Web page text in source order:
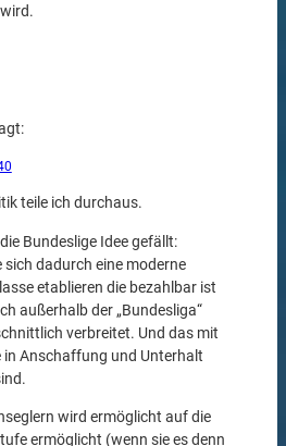
teile ich durchaus.
Bundeslige Idee gefällt:
sich dadurch eine moderne
etablieren die bezahlbar ist
außerhalb der „Bundesliga“
verbreitet. Und das mit
in Anschaffung und Unterhalt
wird ermöglicht auf die
ermöglicht (wenn sie es denn